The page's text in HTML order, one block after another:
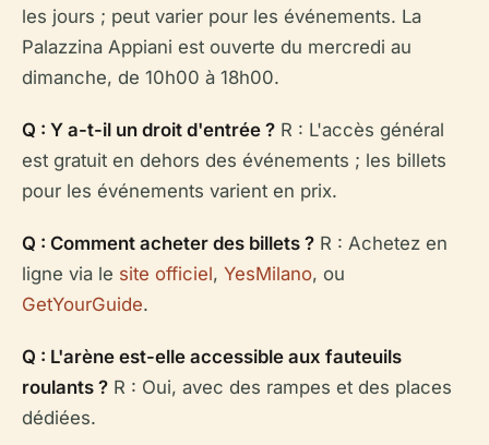
les jours ; peut varier pour les événements. La
Palazzina Appiani est ouverte du mercredi au
dimanche, de 10h00 à 18h00.
Q : Y a-t-il un droit d'entrée ? R : L'accès général
est gratuit en dehors des événements ; les billets
pour les événements varient en prix.
Q : Comment acheter des billets ? R : Achetez en
ligne via le site officiel, YesMilano, ou
GetYourGuide.
Q : L'arène est-elle accessible aux fauteuils
roulants ? R : Oui, avec des rampes et des places
dédiées.